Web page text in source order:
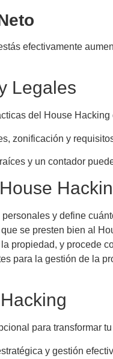
efectivamente
Legales
del House Hacking
zonificación y
y un contador
y define
se presten bien al
propiedad, y procede
para la gestión de la
para transformar
y gestión